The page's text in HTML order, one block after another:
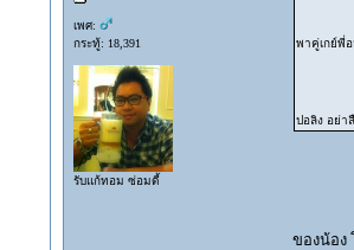
เพศ:
กระทู้: 18,391
รับแก้ทอม ซ่อมดี้
พาคู่เกย์พี่
ปอลิง อย่
ของน้อง